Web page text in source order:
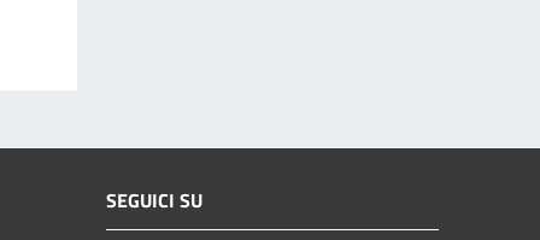
SEGUICI SU